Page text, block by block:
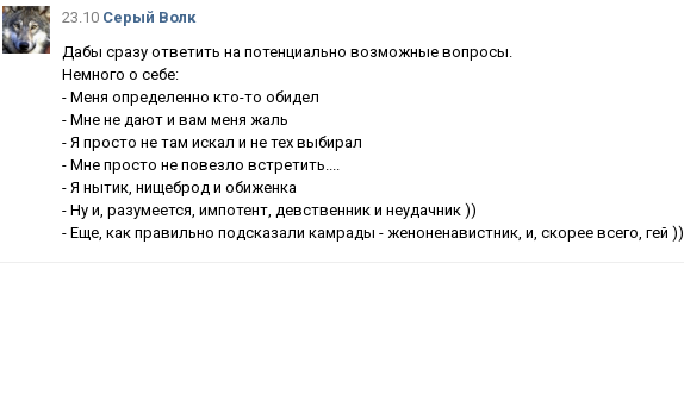
23.10 Серый Волк
Дабы сразу ответить на потенциально возможные вопросы.
Немного о себе:
- Меня определенно кто-то обидел
- Мне не дают и вам меня жаль
- Я просто не там искал и не тех выбирал
- Мне просто не повезло встретить....
- Я нытик, нищеброд и обиженка
- Ну и, разумеется, импотент, девственник и неудачник ))
- Еще, как правильно подсказали камрады - женоненавистник, и, скорее всего, гей ))